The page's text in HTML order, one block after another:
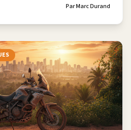
ParMarc Durand